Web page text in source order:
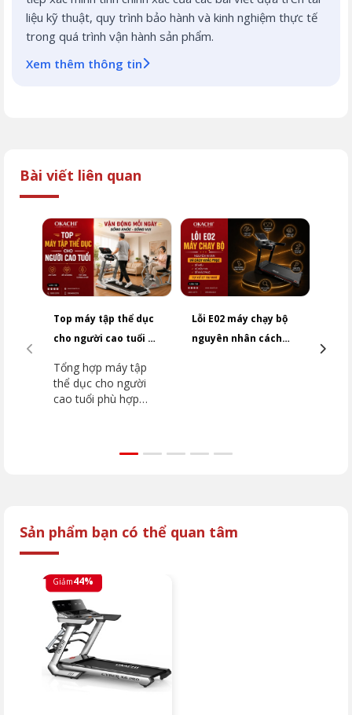
liệu kỹ thuật, quy trình bảo hành và kinh nghiệm thực tế
trong quá trình vận hành sản phẩm.
Xem thêm thông tin
Bài viết liên quan
Top máy tập thể dục
cho người cao tuổi an
Tổng hợp máy tập
thể dục cho người
cao tuổi phù hợp
Lỗi E02 máy chạy bộ
nguyên nhân cách
Sản phẩm bạn có thể quan tâm
Giảm44%